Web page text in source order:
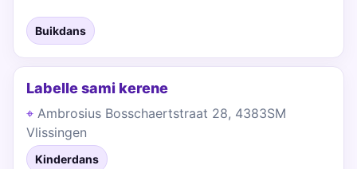
Buikdans
Labelle sami kerene
Ambrosius Bosschaertstraat 28, 4383SM
Vlissingen
Kinderdans